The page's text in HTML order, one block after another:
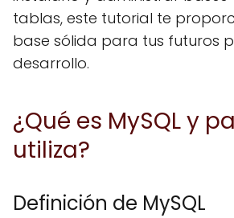
tablas, este tutorial te
base sólida para tus futuros
desarrollo.
¿Qué es MySQL y
utiliza?
Definición de MySQL